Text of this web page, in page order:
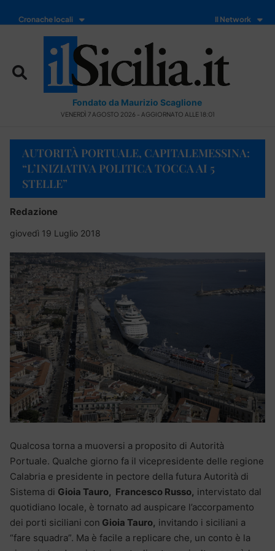
Cronache locali Il Network
Fondato da Maurizio Scaglione
VENERDÌ 7 AGOSTO 2026 - AGGIORNATO ALLE 18:01
AUTORITÀ PORTUALE, CAPITALEMESSINA:
“L’INIZIATIVA POLITICA TOCCA AI 5
STELLE”
Redazione
giovedì 19 Luglio 2018
Qualcosa torna a muoversi a proposito di Autorità
Portuale. Qualche giorno fa il vicepresidente delle regione
Calabria e presidente in pectore della futura Autorità di
Sistema di Gioia Tauro, Francesco Russo, intervistato dal
quotidiano locale, è tornato ad auspicare l’accorpamento
dei porti siciliani con Gioia Tauro, invitando i siciliani a
“fare squadra”. Ma è facile a replicare che, un conto è la